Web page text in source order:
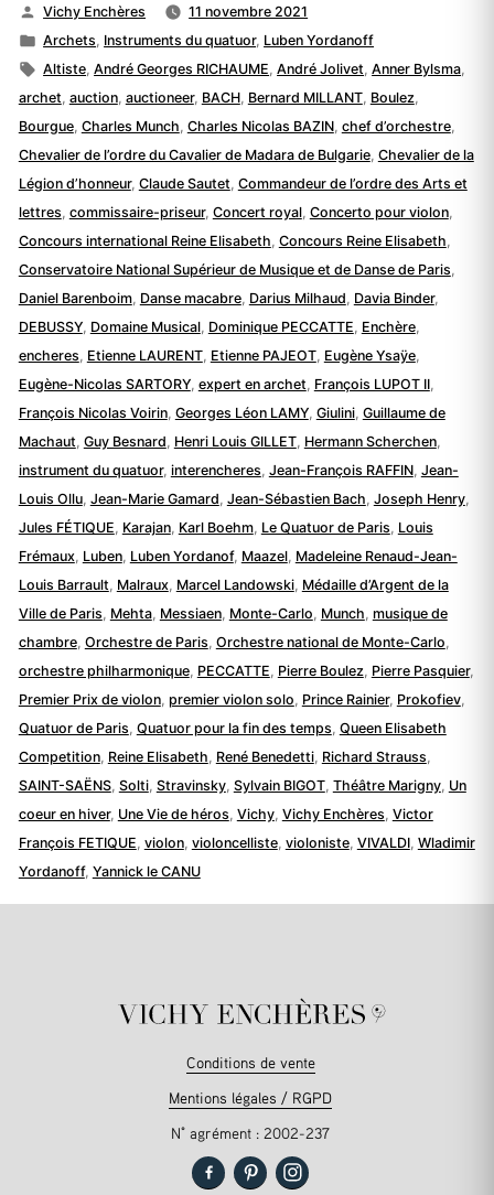
Publié
par
Vichy Enchères
11 novembre 2021
Publié
dans
Archets Instruments du quatuor, Luben Yordanoff
Étiquettes :
Altiste ,André Georges RICHAUME ,André Jolivet ,Anner Bylsma
archet auction, auctioneer, BACH, Bernard MILLANT, Boulez
Bourgue, Charles Munch Charles Nicolas BAZIN, chef d’orchestre,
Chevalier de l’ordre du Cavalier de Madara de Bulgarie, Chevalier de la
Légion d’honneur, Claude Sautet Commandeur de l’ordre des Arts et
lettres commissaire-priseur, Concert royal, Concerto pour violon,
Concours international Reine Elisabeth Concours Reine Elisabeth
Conservatoire National Supérieur de Musique et de Danse de Paris
Daniel Barenboim, Danse macabre, Darius Milhaud Davia Binder,
DEBUSSY, Domaine Musical, Dominique PECCATTE Enchère,
encheres Etienne LAURENT, Etienne PAJEOT, Eugène Ysaÿe,
Eugène-Nicolas SARTORY, expert en archet François LUPOT II,
François Nicolas Voirin, Georges Léon LAMY, Giulini, Guillaume de
Machaut Guy Besnard Henri Louis GILLET, Hermann Scherchen,
instrument du quatuor, interencheres Jean-François RAFFIN, Jean-
Louis Ollu, Jean-Marie Gamard Jean-Sébastien Bach Joseph Henry,
Jules FÉTIQUE Karajan, Karl Boehm, Le Quatuor de Paris Louis
Frémaux, Luben, Luben Yordanof, Maazel, Madeleine Renaud-Jean-
Louis Barrault Malraux, Marcel Landowski, Médaille d’Argent de la
Ville de Paris Mehta, Messiaen, Monte-Carlo Munch musique de
chambre, Orchestre de Paris Orchestre national de Monte-Carlo
orchestre philharmonique, PECCATTE Pierre Boulez Pierre Pasquier,
Premier Prix de violon, premier violon solo Prince Rainier, Prokofiev,
Quatuor de Paris Quatuor pour la fin des temps Queen Elisabeth
Competition, Reine Elisabeth René Benedetti, Richard Strauss
SAINT-SAËNS, Solti, Stravinsky, Sylvain BIGOT, Théâtre Marigny, Un
coeur en hiver, Une Vie de héros Vichy, Vichy Enchères Victor
François FETIQUE violon, violoncelliste, violoniste, VIVALDI, Wladimir
Yordanoff, Yannick le CANU
Conditions de vente
Mentions légales / RGPD
N° agrément : 2002-237